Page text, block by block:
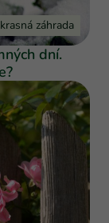
záhrada
dní.